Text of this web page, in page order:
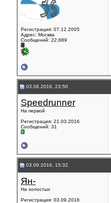
Регистрация: 07.12.2005
Адрес: Москва
Сообщений: 22,689
03.08.2016, 23:50
Speedrunner
На первой
Регистрация: 21.03.2016
Сообщений: 31
03.09.2016, 15:32
Ян-
На холостых
Регистрация: 03.09.2016